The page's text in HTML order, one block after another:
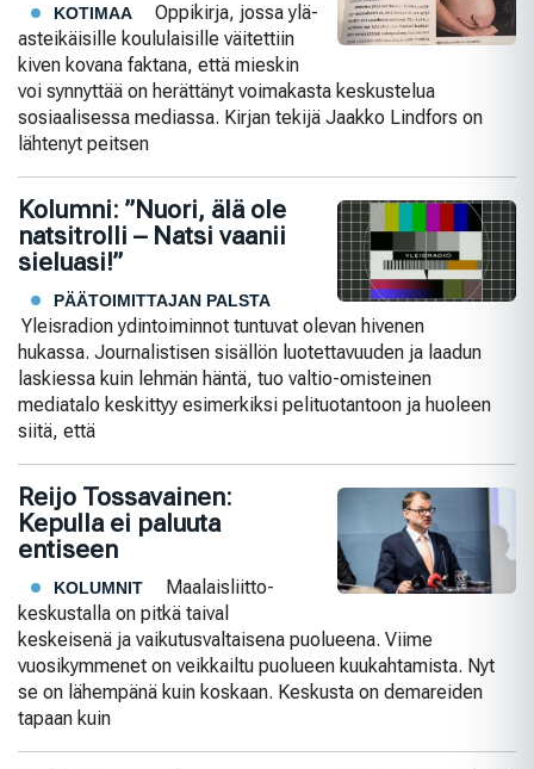
KOTIMAA
Oppikirja, jossa ylä-
asteikäisille koululaisille väitettiin
kiven kovana faktana, että mieskin
voi synnyttää on herättänyt voimakasta keskustelua
sosiaalisessa mediassa. Kirjan tekijä Jaakko Lindfors on
lähtenyt peitsen
Kolumni: ”Nuori, älä ole
natsitrolli – Natsi vaanii
sieluasi!”
PÄÄTOIMITTAJAN PALSTA
Yleisradion ydintoiminnot tuntuvat olevan hivenen
hukassa. Journalistisen sisällön luotettavuuden ja laadun
laskiessa kuin lehmän häntä, tuo valtio-omisteinen
mediatalo keskittyy esimerkiksi pelituotantoon ja huoleen
siitä, että
Reijo Tossavainen:
Kepulla ei paluuta
entiseen
KOLUMNIT
Maalaisliitto-
keskustalla on pitkä taival
keskeisenä ja vaikutusvaltaisena puolueena. Viime
vuosikymmenet on veikkailtu puolueen kuukahtamista. Nyt
se on lähempänä kuin koskaan. Keskusta on demareiden
tapaan kuin